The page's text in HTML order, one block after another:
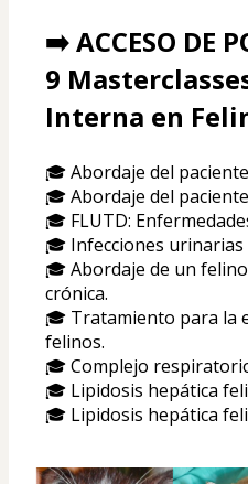
➡️ ACCESO DE
9
Interna en
🎓 Abordaje del paciente
🎓 Abordaje del paciente
🎓 FLUTD:
🎓 Infecciones
🎓 Abordaje de un
crónica.
🎓 Tratamiento para la
felinos.
🎓 Complejo
🎓 Lipidosis hepática
🎓 Lipidosis hepática